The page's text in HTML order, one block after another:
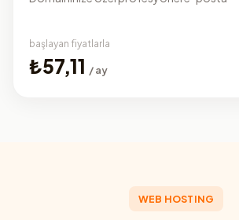
başlayan fiyatlarla
₺57,11 / ay
WEB HOSTING